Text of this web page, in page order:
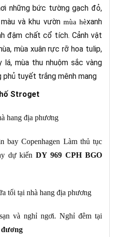
những bức tường gạch đỏ,
và khu vườn mùa hèxanh
đậm chất cổ tích. Cảnh vật
mùa xuân rực rỡ hoa tulip,
lá, mùa thu nhuộm sắc vàng
phủ tuyết trắng mênh mang
Stroget
hang địa phương
bay Copenhagen Làm thủ tục
dự kiếnDY 969 CPH BGO
tối tại nhà hang địa phương
và nghỉ ngơi. Nghỉ đêm tại